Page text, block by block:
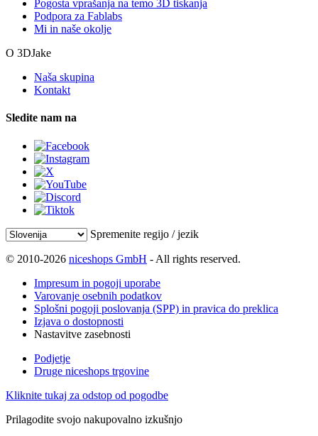
Pogosta vprašanja na temo 3D tiskanja
Podpora za Fablabs
Mi in naše okolje
O 3DJake
Naša skupina
Kontakt
Sledite nam na
Spremenite regijo / jezik
© 2010-2026 niceshops GmbH - All rights reserved.
Impresum in pogoji uporabe
Varovanje osebnih podatkov
Splošni pogoji poslovanja (SPP) in pravica do preklica
Izjava o dostopnosti
Nastavitve zasebnosti
Podjetje
Druge niceshops trgovine
Kliknite tukaj za odstop od pogodbe
Prilagodite svojo nakupovalno izkušnjo